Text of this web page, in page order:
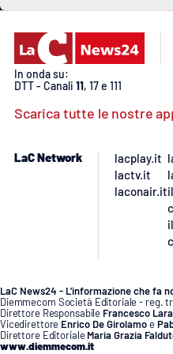
Buona Sanità Calabria
LAC
NETWORK
In onda su:
DTT - Canali 11, 17 e 111
Scarica tutte le nostre
LaC Network
lacplay.it
lactv.it
laconair.it
LaC News24 - L’informazione che fa
Diemmecom Società Editoriale - reg.
Direttore Responsabile Francesco
Vicedirettore Enrico De Girolamoe
Direttore Editoriale Maria Grazia
www.diemmecom.it